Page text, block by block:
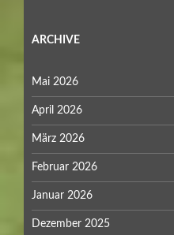
ARCHIVE
Mai 2026
April 2026
März 2026
Februar 2026
Januar 2026
Dezember 2025